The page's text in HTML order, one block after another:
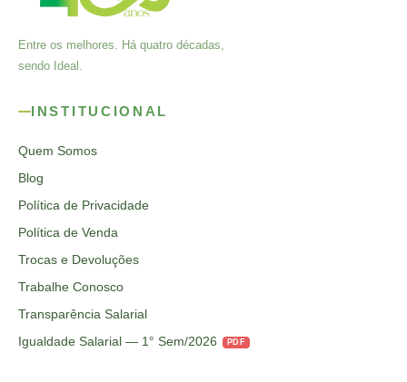
Entre os melhores. Há quatro décadas,
sendo Ideal.
INSTITUCIONAL
Quem Somos
Blog
Política de Privacidade
Política de Venda
Trocas e Devoluções
Trabalhe Conosco
Transparência Salarial
Igualdade Salarial — 1° Sem/2026
PDF